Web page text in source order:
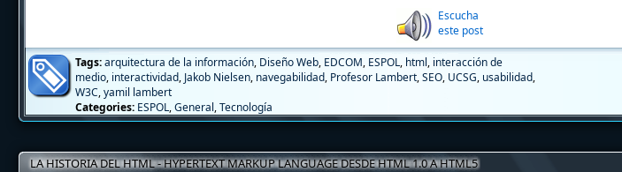
Escucha
este post
Tags:arquitectura de la información, Diseño Web, EDCOM, ESPOL, html, interacción de
medio, interactividad, Jakob Nielsen, navegabilidad, Profesor Lambert,SEO, UCSG, usabilidad,
W3C,yamil lambert
Categories: ESPOL,General,Tecnología
LA HISTORIA DEL HTML - HYPERTEXT MARKUP LANGUAGE DESDE HTML 1.0 A HTML5